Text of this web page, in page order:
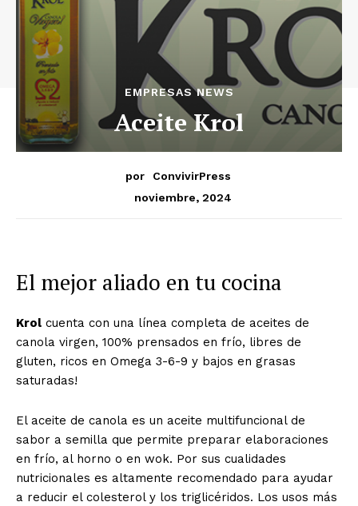
EMPRESAS NEWS
Aceite Krol
por
ConvivirPress
noviembre, 2024
El mejor aliado en tu cocina
Krol cuenta con una línea completa de aceites de
canola virgen, 100% prensados en frío, libres de
gluten, ricos en Omega 3-6-9 y bajos en grasas
saturadas!
El aceite de canola es un aceite multifuncional de
sabor a semilla que permite preparar elaboraciones
en frío, al horno o en wok. Por sus cualidades
nutricionales es altamente recomendado para ayudar
a reducir el colesterol y los triglicéridos. Los usos más